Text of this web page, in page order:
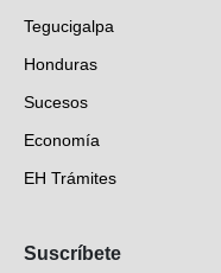
Tegucigalpa
Honduras
Sucesos
Economía
EH Trámites
EH Verifica
Suscríbete